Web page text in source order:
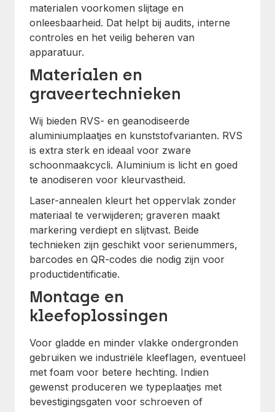
materialen voorkomen slijtage en
onleesbaarheid. Dat helpt bij audits, interne
controles en het veilig beheren van
apparatuur.
Materialen en
graveertechnieken
Wij bieden RVS- en geanodiseerde
aluminiumplaatjes en kunststofvarianten. RVS
is extra sterk en ideaal voor zware
schoonmaakcycli. Aluminium is licht en goed
te anodiseren voor kleurvastheid.
Laser-annealen kleurt het oppervlak zonder
materiaal te verwijderen; graveren maakt
markering verdiept en slijtvast. Beide
technieken zijn geschikt voor serienummers,
barcodes en QR-codes die nodig zijn voor
productidentificatie.
Montage en
kleefoplossingen
Voor gladde en minder vlakke ondergronden
gebruiken we industriële kleeflagen, eventueel
met foam voor betere hechting. Indien
gewenst produceren we typeplaatjes met
bevestigingsgaten voor schroeven of